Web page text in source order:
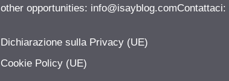
other opportunities: info@isayblog.comContattaci:
Dichiarazione sulla Privacy (UE)
Cookie Policy (UE)